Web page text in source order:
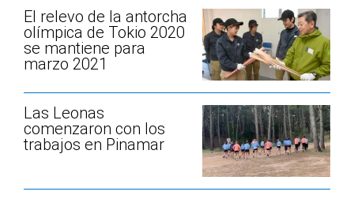
El relevo de la antorcha
olímpica de Tokio 2020
se mantiene para
marzo 2021
Las Leonas
comenzaron con los
trabajos en Pinamar